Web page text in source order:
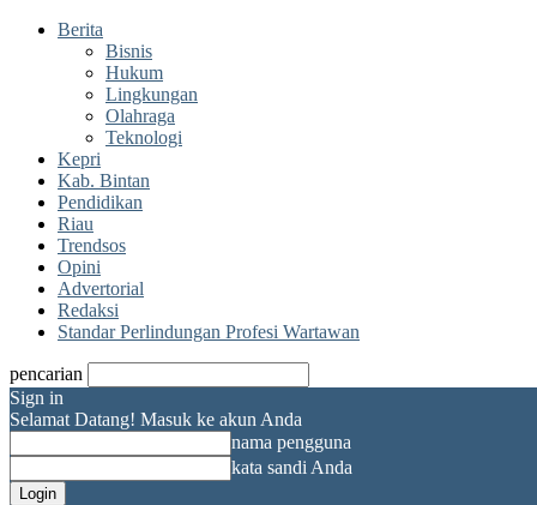
Berita
Bisnis
Hukum
Lingkungan
Olahraga
Teknologi
Kepri
Kab. Bintan
Pendidikan
Riau
Trendsos
Opini
Advertorial
Redaksi
Standar Perlindungan Profesi Wartawan
pencarian
Sign in
Selamat Datang! Masuk ke akun Anda
nama pengguna
kata sandi Anda